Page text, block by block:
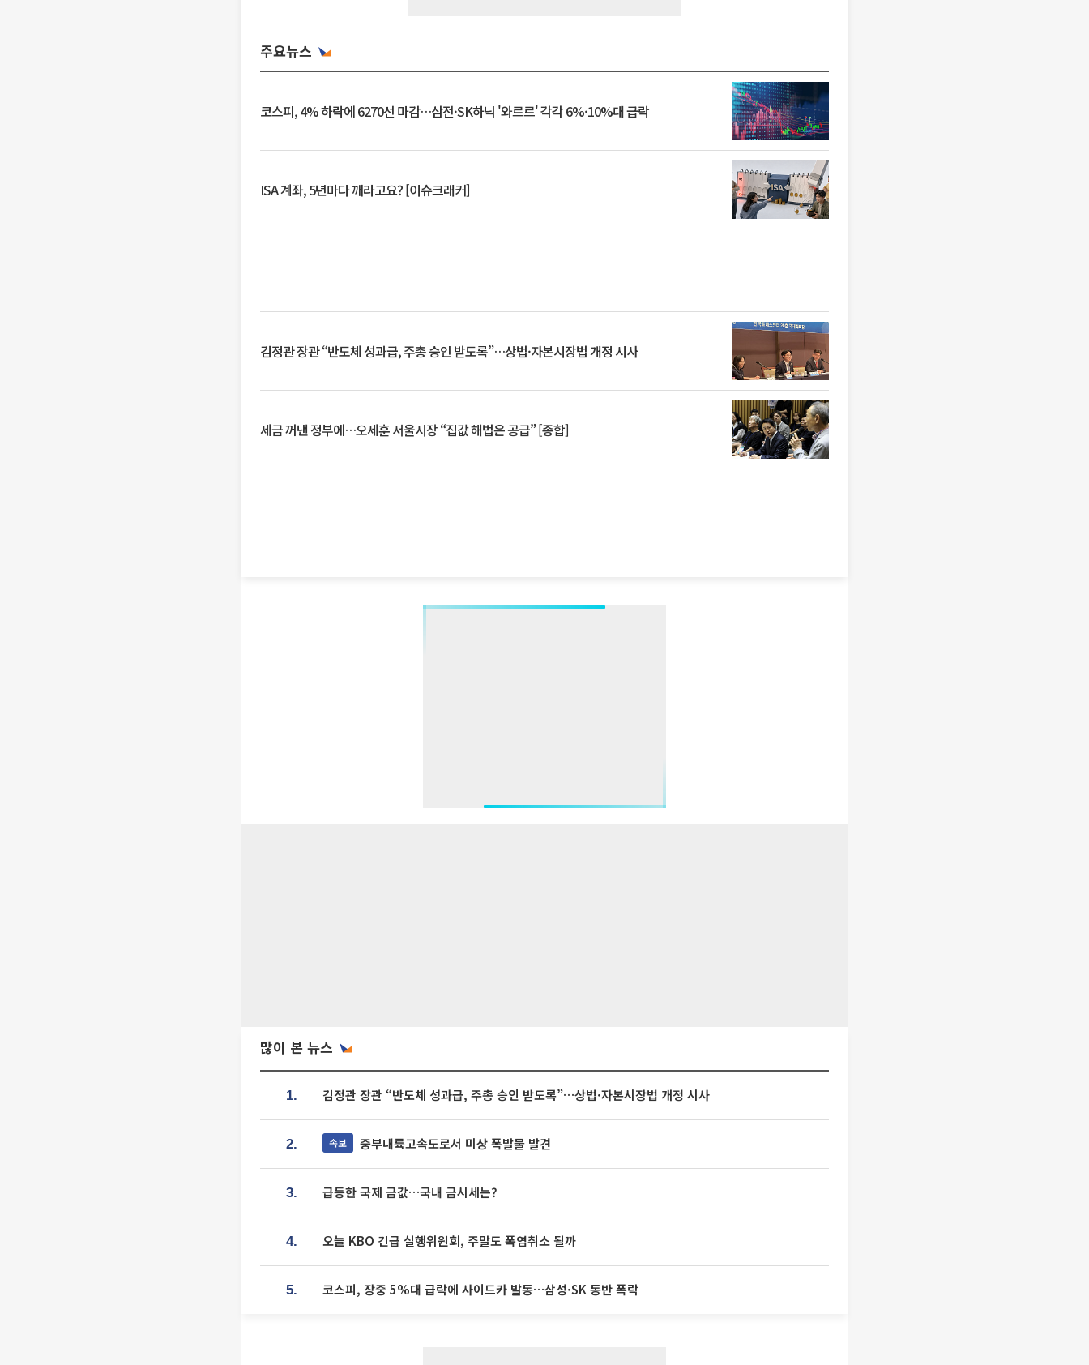
주요뉴스
코스피, 4% 하락에 6270선 마감…삼전·SK하닉 '와르르' 각각 6%·10%대 급락
ISA 계좌, 5년마다 깨라고요? [이슈크래커]
김정관 장관 “반도체 성과급, 주총 승인 받도록”…상법·자본시장법 개정 시사
세금 꺼낸 정부에…오세훈 서울시장 “집값 해법은 공급” [종합]
많이 본 뉴스
1. 김정관 장관 “반도체 성과급, 주총 승인 받도록”…상법·자본시장법 개정 시사
2. 속보 중부내륙고속도로서 미상 폭발물 발견
3. 급등한 국제 금값…국내 금시세는?
4. 오늘 KBO 긴급 실행위원회, 주말도 폭염취소 될까
5. 코스피, 장중 5%대 급락에 사이드카 발동…삼성·SK 동반 폭락